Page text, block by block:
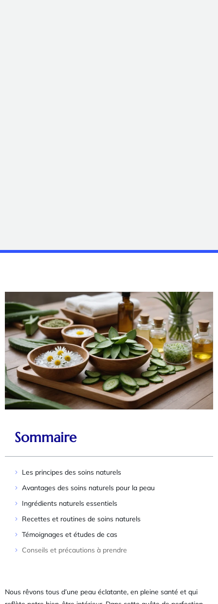
Sommaire
Les principes des soins naturels
Avantages des soins naturels pour la peau
Ingrédients naturels essentiels
Recettes et routines de soins naturels
Témoignages et études de cas
Conseils et précautions à prendre
Nous rêvons tous d’une peau éclatante, en pleine santé et qui